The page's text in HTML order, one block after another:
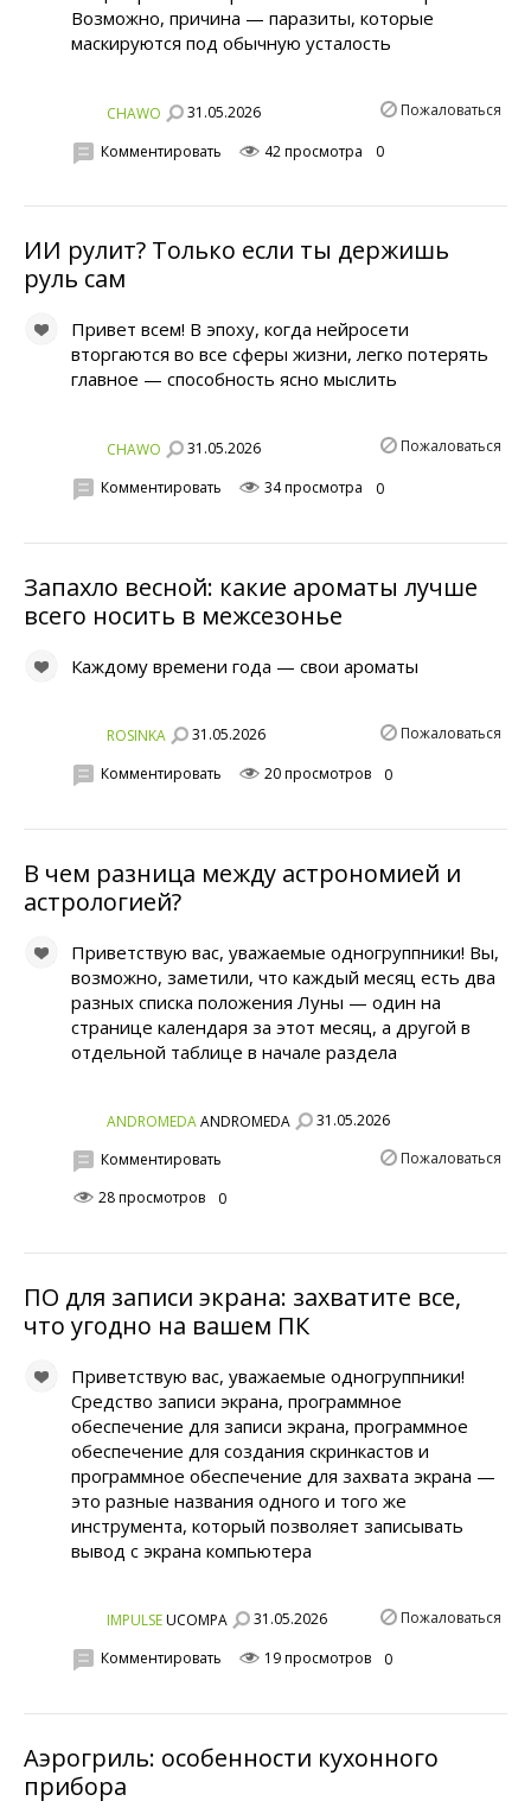
Возможно, причина — паразиты, которые
маскируются под обычную усталость
CHAWO 31.05.2026 Пожаловаться
Комментировать 42 просмотра 0
ИИ рулит? Только если ты держишь
руль сам
Привет всем! В эпоху, когда нейросети
вторгаются во все сферы жизни, легко потерять
главное — способность ясно мыслить
CHAWO 31.05.2026 Пожаловаться
Комментировать 34 просмотра 0
Запахло весной: какие ароматы лучше
всего носить в межсезонье
Каждому времени года — свои ароматы
ROSINKA 31.05.2026 Пожаловаться
Комментировать 20 просмотров 0
В чем разница между астрономией и
астрологией?
Приветствую вас, уважаемые одногруппники! Вы,
возможно, заметили, что каждый месяц есть два
разных списка положения Луны — один на
странице календаря за этот месяц, а другой в
отдельной таблице в начале раздела
ANDROMEDAANDROMEDA
31.05.2026
Пожаловаться
Комментировать
28 просмотров
0
ПО для записи экрана: захватите все,
что угодно на вашем ПК
Приветствую вас, уважаемые одногруппники!
Средство записи экрана, программное
обеспечение для записи экрана, программное
обеспечение для создания скринкастов и
программное обеспечение для захвата экрана —
это разные названия одного и того же
инструмента, который позволяет записывать
вывод с экрана компьютера
IMPULSEUCOMPA 31.05.2026 Пожаловаться
Комментировать 19 просмотров 0
Аэрогриль: особенности кухонного
прибора